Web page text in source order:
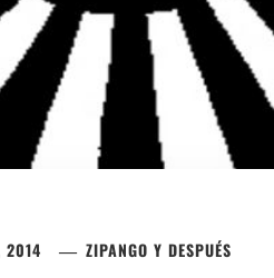
2014 ZIPANGO Y DESPUÉS